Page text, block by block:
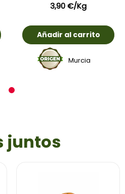
3,90€/Kg
Añadir al carrito
Murcia
juntos